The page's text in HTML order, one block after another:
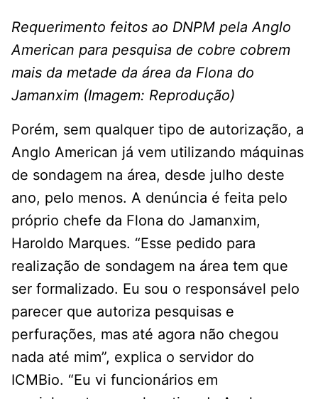
Requerimento feitos ao DNPM pela Anglo
American para pesquisa de cobre cobrem
mais da metade da área da Flona do
Jamanxim (Imagem: Reprodução)
Porém, sem qualquer tipo de autorização, a
Anglo American já vem utilizando máquinas
de sondagem na área, desde julho deste
ano, pelo menos. A denúncia é feita pelo
próprio chefe da Flona do Jamanxim,
Haroldo Marques. “Esse pedido para
realização de sondagem na área tem que
ser formalizado. Eu sou o responsável pelo
parecer que autoriza pesquisas e
perfurações, mas até agora não chegou
nada até mim”, explica o servidor do
ICMBio. “Eu vi funcionários em